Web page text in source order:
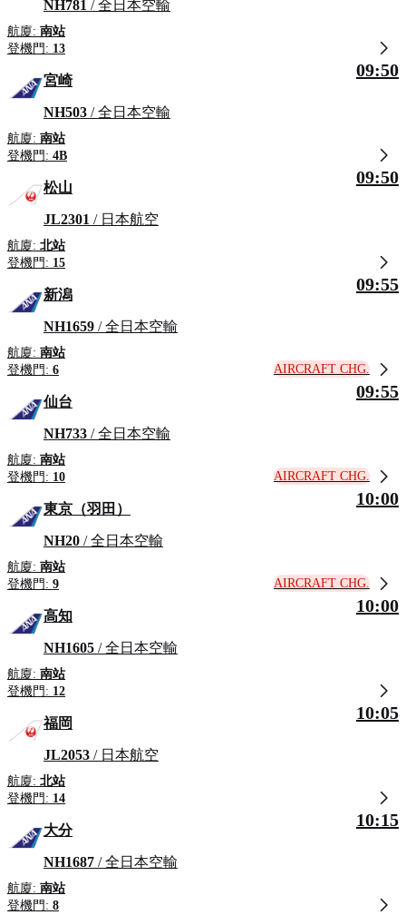
NH781 / 全日本空輸
航廈: 南站
登機門: 13
宮崎
NH503 / 全日本空輸
航廈: 南站
登機門: 4B
09:50
松山
JL2301 / 日本航空
航廈: 北站
登機門: 15
09:50
新潟
NH1659 / 全日本空輸
航廈: 南站
登機門: 6
09:55
AIRCRAFT CHG.
仙台
NH733 / 全日本空輸
航廈: 南站
登機門: 10
09:55
AIRCRAFT CHG.
東京（羽田）
NH20 / 全日本空輸
航廈: 南站
登機門: 9
10:00
AIRCRAFT CHG.
高知
NH1605 / 全日本空輸
航廈: 南站
登機門: 12
10:00
福岡
JL2053 / 日本航空
航廈: 北站
登機門: 14
10:05
大分
NH1687 / 全日本空輸
航廈: 南站
登機門: 8
10:15